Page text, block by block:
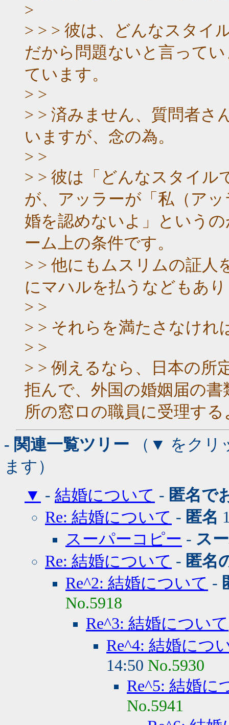
>
> > > 彼は、どんなスタイ
だから問題ないと言って
ています。
> >
> > 済みません、質問者さ
いますが、念の為。
> >
> > 彼は「どんなスタイル
が、アッラーが「私（ア
婚を認めないよ」という
ーム上の条件です。
> > 他にもムスリムの証人
にマハルを払うなどもあ
> >
> > それらを満たさなけれ
> >
> > 例えるなら、日本の所
拒んで、外国の婚姻届の
所の窓ロの職員に受理す
- 関連一覧ツリー （▼ をクリ
ます）
▼ - 結婚について - 匿名で
Re: 結婚について - 匿名
スーパーコピー - ス
Re: 結婚について - 匿名
Re^2: 結婚について -
No.5918
Re^3: 結婚について
Re^4: 結婚につ
14:50 No.5930
Re^5: 結婚に
No.5941